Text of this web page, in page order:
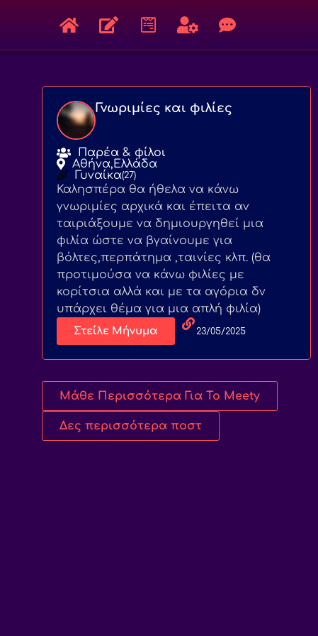
Γνωριμίες και φιλίες
Παρέα & φίλοι
Αθήνα,Ελλάδα
Γυναίκα(27)
Καλησπέρα θα ήθελα να κάνω
γνωριμίες αρχικά και έπειτα αν
ταιριάξουμε να δημιουργηθεί μια
φιλία ώστε να βγαίνουμε για
βόλτες,περπάτημα ,ταινίες κλπ. (θα
προτιμούσα να κάνω φιλίες με
κορίτσια αλλά και με τα αγόρια δν
υπάρχει θέμα για μια απλή φιλία)
Στείλε Μήνυμα 23/05/2025
Μάθε Περισσότερα Για Το Meety
Δες περισσότερα ποστ